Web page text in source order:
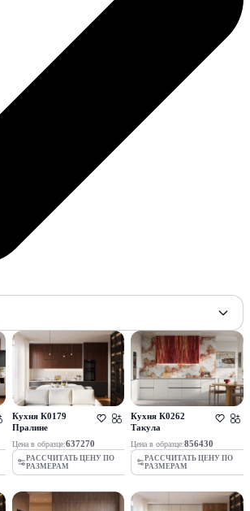
Кухня К0179
Пралине
Цена в образце:637270
РАССЧИТАТЬ ЦЕНУ ПО
РАЗМЕРАМ
Кухня К0262
Такула
Цена в образце:856430
РАССЧИТАТЬ ЦЕНУ ПО
РАЗМЕРАМ